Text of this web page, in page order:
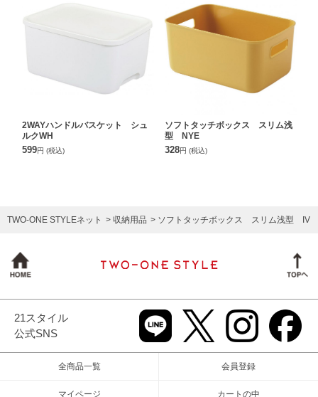
2WAYハンドルバスケット シュ
ルクWH
599円 (税込)
ソフトタッチボックス スリム浅
型 NYE
328円 (税込)
TWO-ONE STYLEネット 収納用品 ソフトタッチボックス スリム浅型 IV
21スタイル
公式SNS
全商品一覧 会員登録
マイページ カートの中